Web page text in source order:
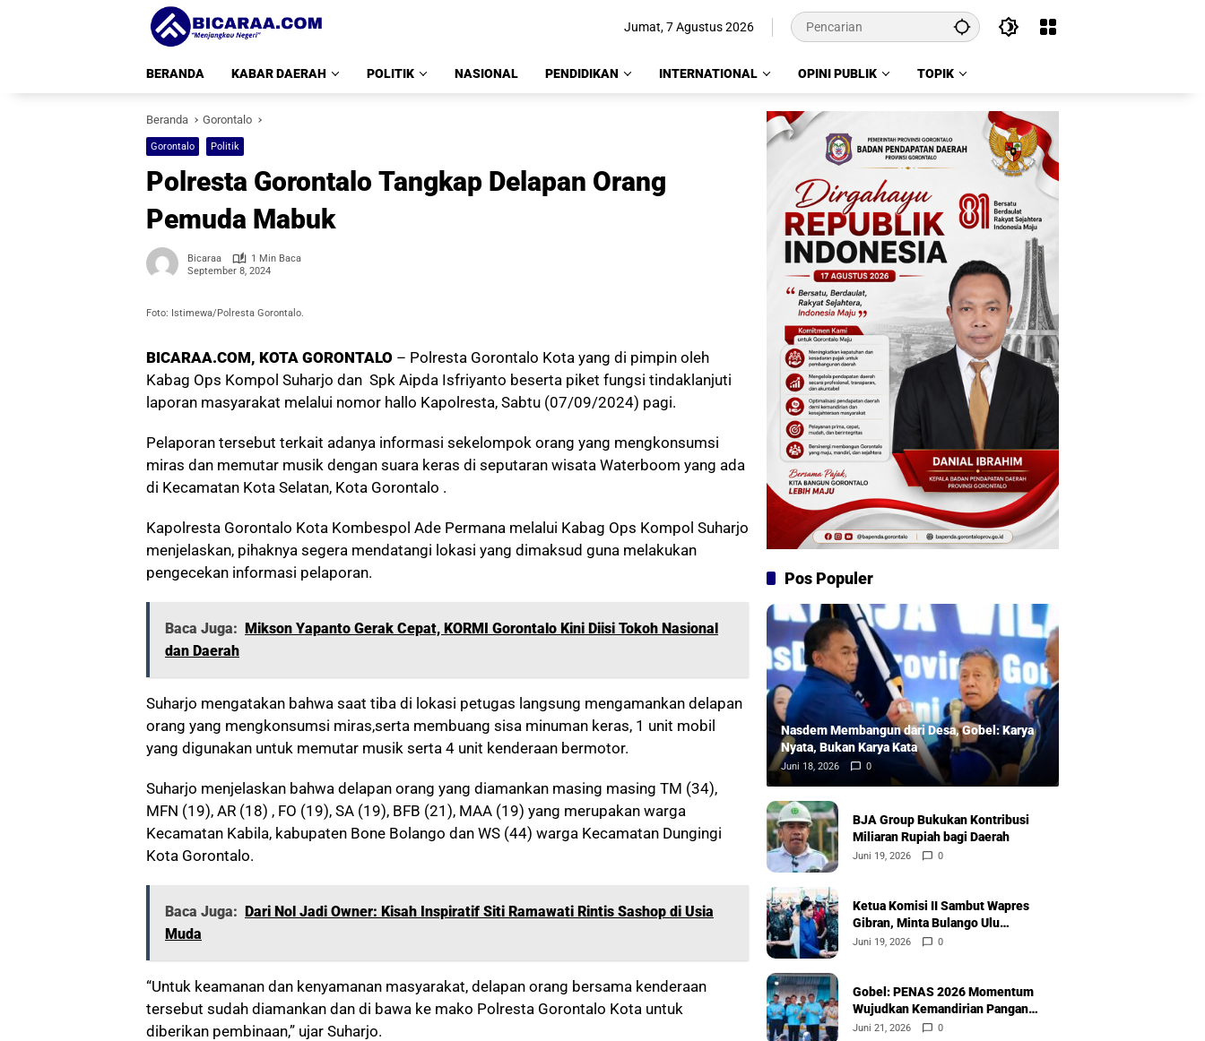
Jumat, 7 Agustus 2026
BERANDA KABAR DAERAH POLITIK NASIONAL PENDIDIKAN INTERNATIONAL OPINI PUBLIK TOPIK
Beranda Gorontalo
Gorontalo Politik
Polresta Gorontalo Tangkap Delapan Orang
Pemuda Mabuk
Bicaraa
1 Min Baca
September 8, 2024
Foto: Istimewa/Polresta Gorontalo.
BICARAA.COM, KOTA GORONTALO – Polresta Gorontalo Kota yang di pimpin oleh
Kabag Ops Kompol Suharjo dan Spk Aipda Isfriyanto beserta piket fungsi tindaklanjuti
laporan masyarakat melalui nomor hallo Kapolresta, Sabtu (07/09/2024) pagi.
Pelaporan tersebut terkait adanya informasi sekelompok orang yang mengkonsumsi
miras dan memutar musik dengan suara keras di seputaran wisata Waterboom yang ada
di Kecamatan Kota Selatan, Kota Gorontalo .
Kapolresta Gorontalo Kota Kombespol Ade Permana melalui Kabag Ops Kompol Suharjo
menjelaskan, pihaknya segera mendatangi lokasi yang dimaksud guna melakukan
pengecekan informasi pelaporan.
Baca Juga: Mikson Yapanto Gerak Cepat, KORMI Gorontalo Kini Diisi Tokoh Nasional
dan Daerah
Suharjo mengatakan bahwa saat tiba di lokasi petugas langsung mengamankan delapan
orang yang mengkonsumsi miras,serta membuang sisa minuman keras, 1 unit mobil
yang digunakan untuk memutar musik serta 4 unit kenderaan bermotor.
Suharjo menjelaskan bahwa delapan orang yang diamankan masing masing TM (34),
MFN (19), AR (18) , FO (19), SA (19), BFB (21), MAA (19) yang merupakan warga
Kecamatan Kabila, kabupaten Bone Bolango dan WS (44) warga Kecamatan Dungingi
Kota Gorontalo.
Baca Juga: Dari Nol Jadi Owner: Kisah Inspiratif Siti Ramawati Rintis Sashop di Usia
Muda
“Untuk keamanan dan kenyamanan masyarakat, delapan orang bersama kenderaan
tersebut sudah diamankan dan di bawa ke mako Polresta Gorontalo Kota untuk
diberikan pembinaan,” ujar Suharjo.
Pos Populer
Nasdem Membangun dari Desa, Gobel: Karya
Nyata, Bukan Karya Kata
Juni 18, 2026 0
BJA Group Bukukan Kontribusi
Miliaran Rupiah bagi Daerah
Juni 19, 2026 0
Ketua Komisi II Sambut Wapres
Gibran, Minta Bulango Ulu
Diprioritaskan
Juni 19, 2026 0
Gobel: PENAS 2026 Momentum
Wujudkan Kemandirian Pangan
Nasional
Juni 21, 2026 0